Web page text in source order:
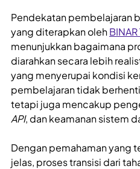
Pendekatan pembelajaran
yang diterapkan oleh
menunjukkan bagaimana
diarahkan secara lebih
yang menyerupai kondisi
pembelajaran tidak
tetapi juga mencakup
API, dan keamanan sistem
Dengan pemahaman yang
jelas, proses transisi dari